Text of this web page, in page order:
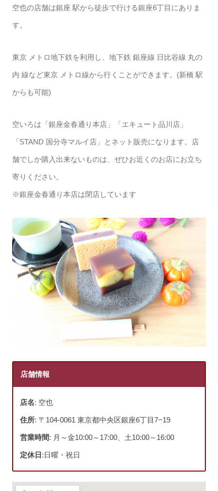
空也の店舗は銀座 駅から徒歩で行ける銀座6丁目にありま
す。
東京 メトロ地下鉄を利用し、地下鉄 銀座線 日比谷線 丸の
内 線など東京 メトロ線から行くことができます。(新橋 駅
からも可能)
空いろは「銀座金春通り本店」「エキュート品川店」
「STAND 国分寺マルイ店」とネット販売になります。店
舗でしか購入出来ないものは、ぜひお近くのお店にお立ち
寄りください。
※銀座金春通り本店は閉店しています
店舗情報
店名: 空也
住所: 〒104-0061 東京都中央区銀座6丁目7−19
営業時間: 月～金10:00～17:00、土10:00～16:00
定休日 :日曜・祝日